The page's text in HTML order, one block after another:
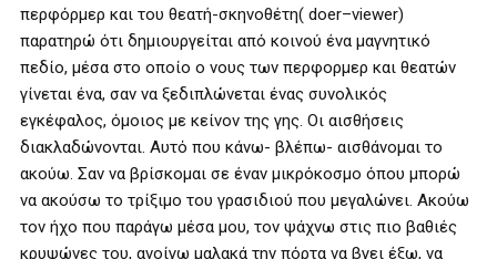
περφόρμερ και του θεατή-σκηνοθέτη( doer–viewer)
παρατηρώ ότι δημιουργείται από κοινού ένα μαγνητικό
πεδίο, μέσα στο οποίο ο νους των περφορμερ και θεατών
γίνεται ένα, σαν να ξεδιπλώνεται ένας συνολικός
εγκέφαλος, όμοιος με κείνον της γης. Οι αισθήσεις
διακλαδώνονται. Αυτό που κάνω- βλέπω- αισθάνομαι το
ακούω. Σαν να βρίσκομαι σε έναν μικρόκοσμο όπου μπορώ
να ακούσω το τρίξιμο του γρασιδιού που μεγαλώνει. Ακούω
τον ήχο που παράγω μέσα μου, τον ψάχνω στις πιο βαθιές
κρυψώνες του, ανοίγω μαλακά την πόρτα να βγει έξω, να